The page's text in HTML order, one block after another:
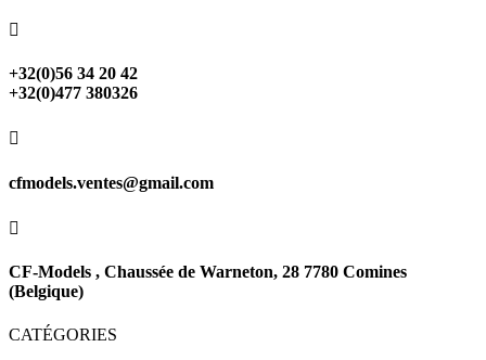

+32(0)56 34 20 42
+32(0)477 380326

cfmodels.ventes@gmail.com

CF-Models , Chaussée de Warneton, 28 7780 Comines
(Belgique)
CATÉGORIES